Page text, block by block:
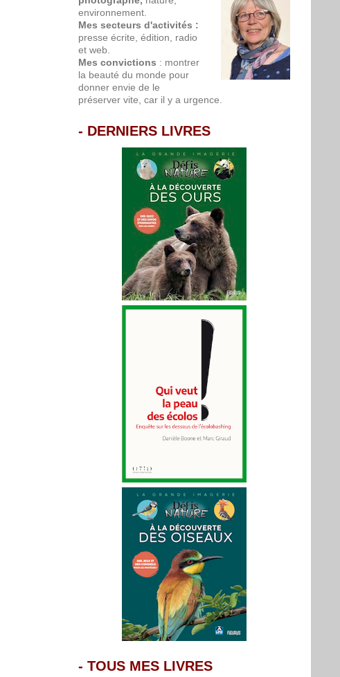
environnement.
Mes secteurs d'activités :
presse écrite, édition, radio
et web.
Mes convictions : montrer
la beauté du monde pour
donner envie de le
préserver vite, car il y a urgence.
- DERNIERS LIVRES
- TOUS MES LIVRES